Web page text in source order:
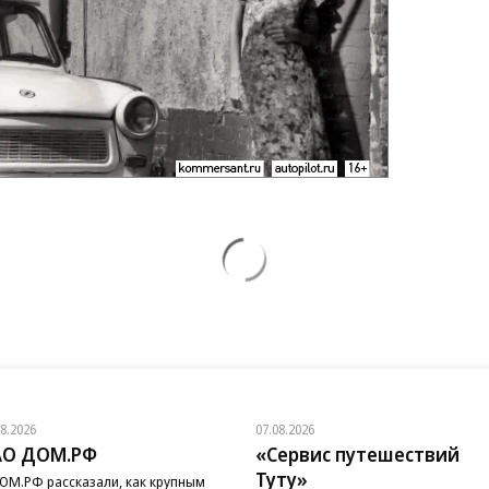
ДОМ.РФ
рассказали, как крупным
07.08.2026
«Сервис путешествий
Туту»